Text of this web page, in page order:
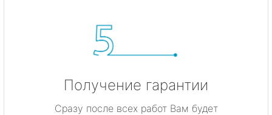
Получение гарантии
Сразу после всех работ Вам будет